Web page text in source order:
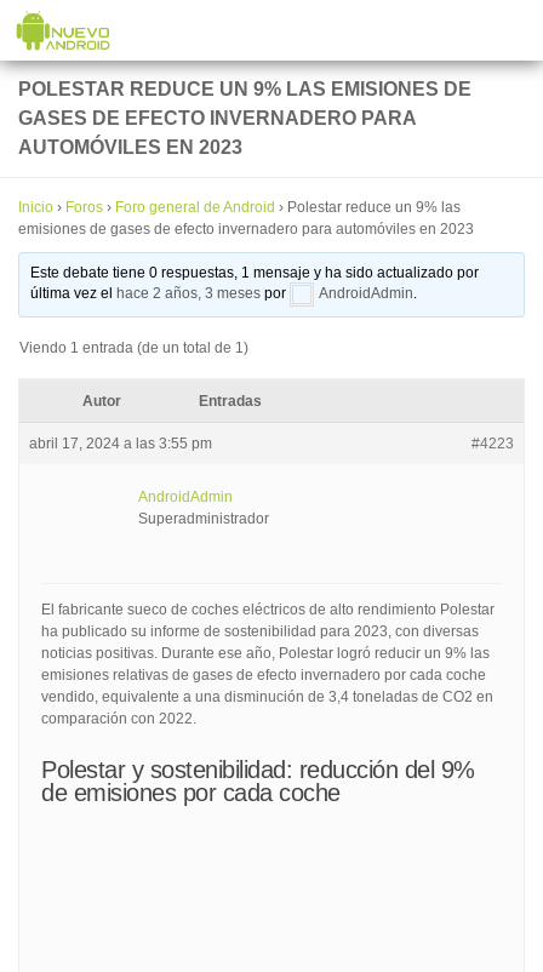
Saltar al contenido
POLESTAR REDUCE UN 9% LAS EMISIONES DE
GASES DE EFECTO INVERNADERO PARA
AUTOMÓVILES EN 2023
Inicio › Foros › Foro general de Android › Polestar reduce un 9% las
emisiones de gases de efecto invernadero para automóviles en 2023
Este debate tiene 0 respuestas, 1 mensaje y ha sido actualizado por
última vez el
hace 2 años, 3 meses por AndroidAdmin.
Viendo 1 entrada (de un total de 1)
Autor Entradas
abril 17, 2024 a las 3:55 pm #4223
AndroidAdmin
Superadministrador
El fabricante sueco de coches eléctricos de alto rendimiento Polestar
ha publicado su informe de sostenibilidad para 2023, con diversas
noticias positivas. Durante ese año, Polestar logró reducir un 9% las
emisiones relativas de gases de efecto invernadero por cada coche
vendido, equivalente a una disminución de 3,4 toneladas de CO2 en
comparación con 2022.
Polestar y sostenibilidad: reducción del 9%
de emisiones por cada coche